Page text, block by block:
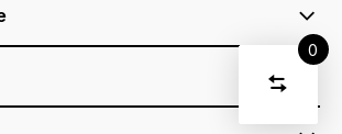
0
Vergelijk
Verwijder
U
Start